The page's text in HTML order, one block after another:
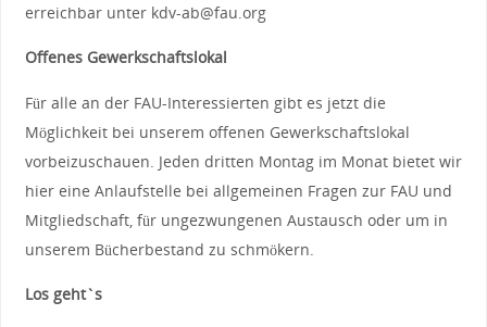
erreichbar unter kdv-ab@fau.org
Offenes Gewerkschaftslokal
Für alle an der FAU-Interessierten gibt es jetzt die
Möglichkeit bei unserem offenen Gewerkschaftslokal
vorbeizuschauen. Jeden dritten Montag im Monat bietet wir
hier eine Anlaufstelle bei allgemeinen Fragen zur FAU und
Mitgliedschaft, für ungezwungenen Austausch oder um in
unserem Bücherbestand zu schmökern.
Los geht`s